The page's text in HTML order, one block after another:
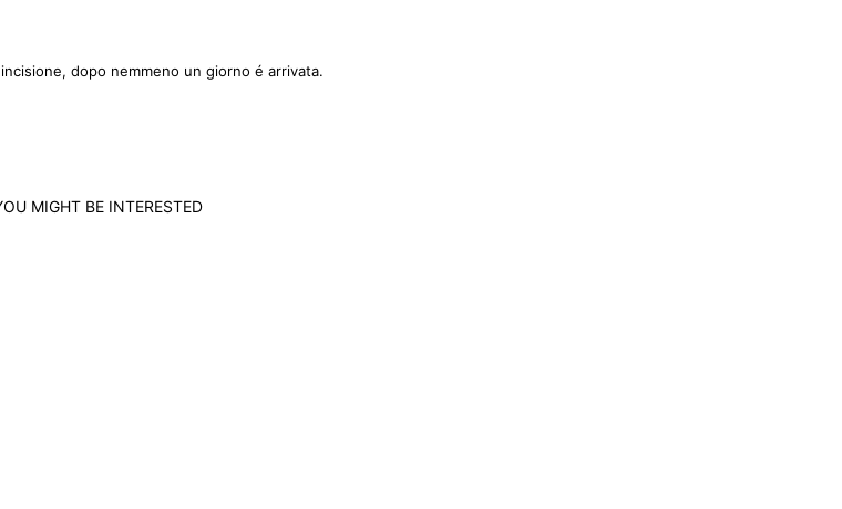
dopo nemmeno un giorno é arrivata.
MIGHT BE INTERESTED